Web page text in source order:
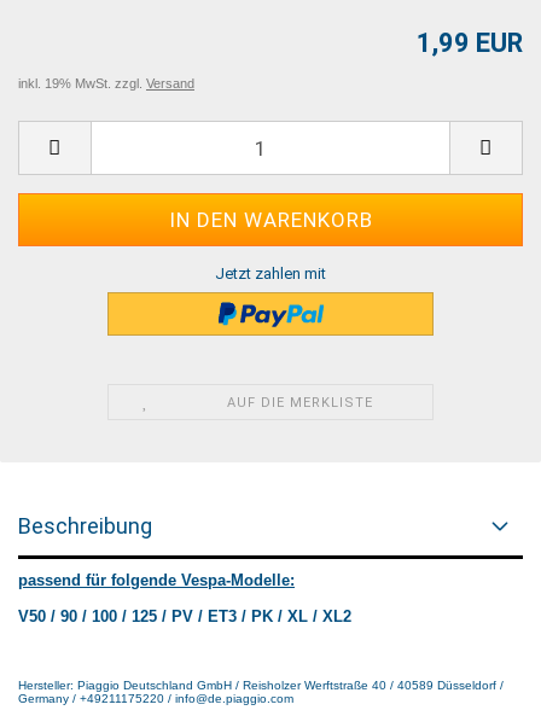
1,99 EUR
inkl. 19% MwSt. zzgl. Versand
Jetzt zahlen mit
AUF DIE MERKLISTE
Beschreibung
passend für folgende Vespa-Modelle:
V50 / 90 / 100 / 125 / PV / ET3 / PK / XL / XL2
Hersteller: Piaggio Deutschland GmbH / Reisholzer Werftstraße 40 / 40589 Düsseldorf /
Germany / +49211175220 / info@de.piaggio.com